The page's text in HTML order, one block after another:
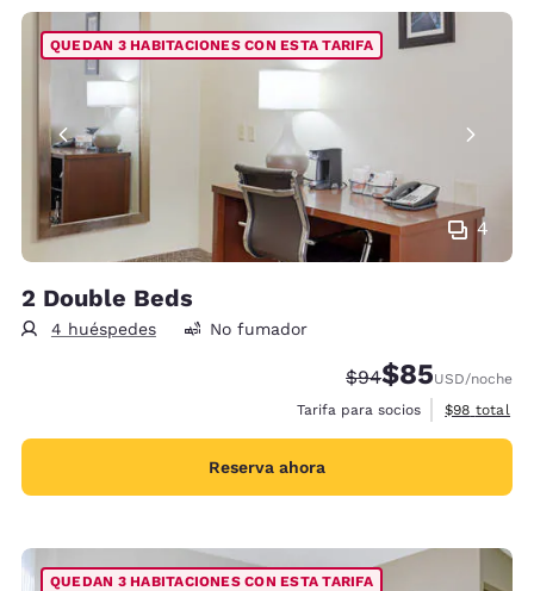
4
QUEDAN 3 HABITACIONES CON ESTA TARIFA
2 Double Beds
4 huéspedes No fumador
Tarifa tachada:
$94Tarifa reducida:
$85USD/noche
Tarifa para socios
Ver detalles
$98 total
Reserva ahora
QUEDAN 3 HABITACIONES CON ESTA TARIFA